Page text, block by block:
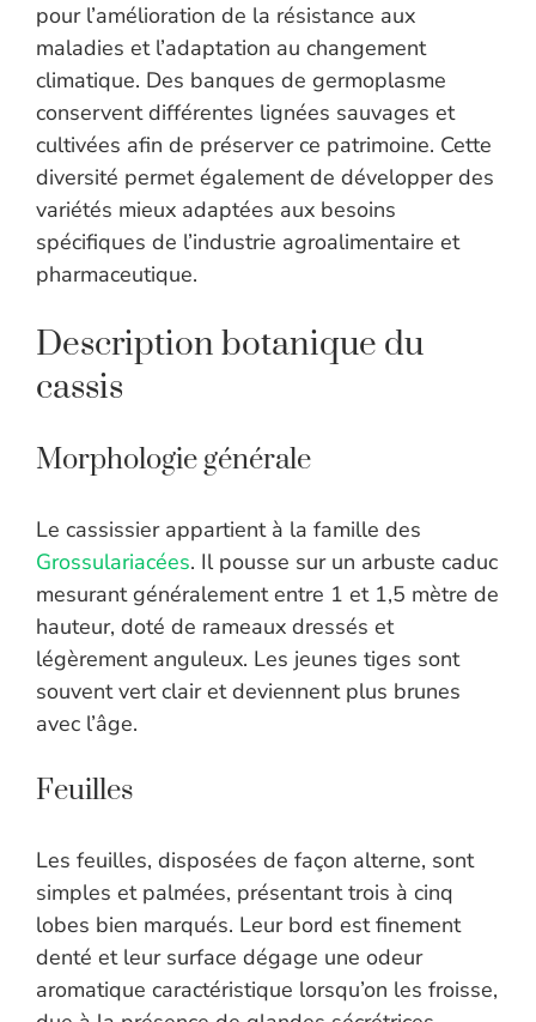
pour l’amélioration de la résistance aux
maladies et l’adaptation au changement
climatique. Des banques de germoplasme
conservent différentes lignées sauvages et
cultivées afin de préserver ce patrimoine. Cette
diversité permet également de développer des
variétés mieux adaptées aux besoins
spécifiques de l’industrie agroalimentaire et
pharmaceutique.
Description botanique du
cassis
Morphologie générale
Le cassissier appartient à la famille des
Grossulariacées. Il pousse sur un arbuste caduc
mesurant généralement entre 1 et 1,5 mètre de
hauteur, doté de rameaux dressés et
légèrement anguleux. Les jeunes tiges sont
souvent vert clair et deviennent plus brunes
avec l’âge.
Feuilles
Les feuilles, disposées de façon alterne, sont
simples et palmées, présentant trois à cinq
lobes bien marqués. Leur bord est finement
denté et leur surface dégage une odeur
aromatique caractéristique lorsqu’on les froisse,